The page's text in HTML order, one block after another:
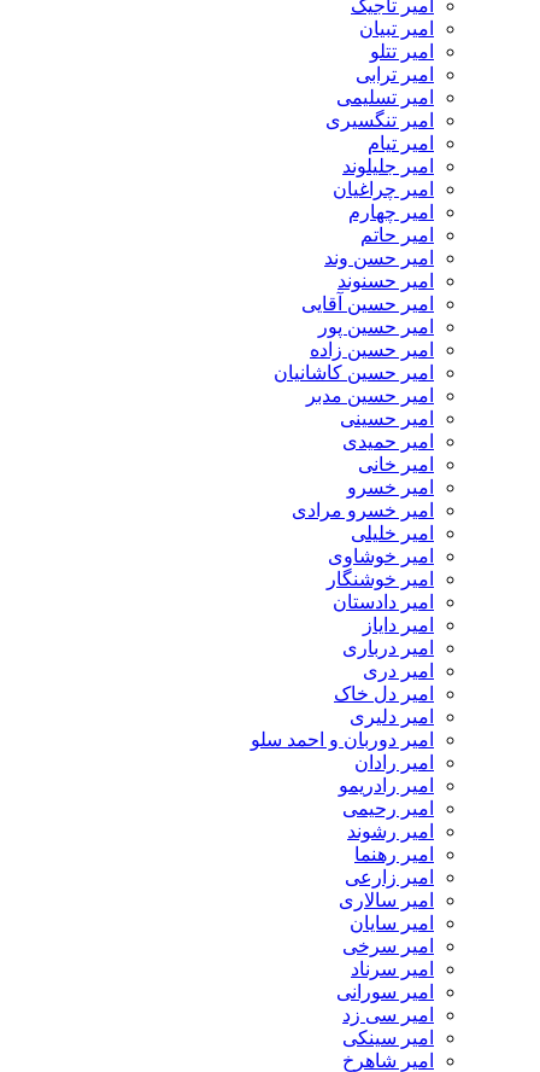
امیر تاجیک
امیر تبیان
امیر تتلو
امیر ترابی
امیر تسلیمی
امیر تنگسیری
امیر تیام
امیر جلیلوند
امیر چراغیان
امیر چهارم
امیر حاتم
امیر حسن وند
امیر حسنوند
امیر حسین آقایی
امیر حسین پور
امیر حسین زاده
امیر حسین کاشانیان
امیر حسین مدبر
امیر حسینی
امیر حمیدی
امیر خانی
امیر خسرو
امیر خسرو مرادی
امیر خلیلی
امیر خوشاوی
امیر خوشنگار
امیر دادستان
امیر دایاز
امیر درباری
امیر دری
امیر دل خاک
امیر دلیری
امیر دوربان و احمد سلو
امیر رادان
امیر رادریمو
امیر رحیمی
امیر رشوند
امیر رهنما
امیر زارعی
امیر سالاری
امیر سایان
امیر سرخی
امیر سرناد
امیر سورانی
امیر سی زد
امیر سینکی
امیر شاهرخ